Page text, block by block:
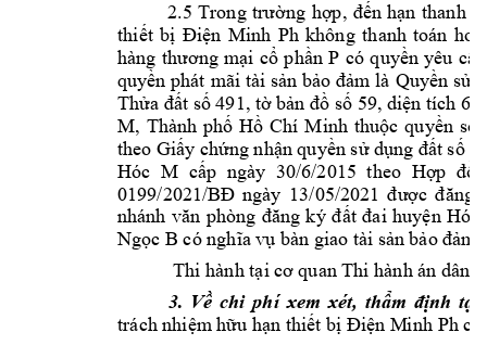
2.5 Trong trường hợp, đến hạn thanh
thiết bị Điện Minh Ph không thanh toán
hàng thương mại cổ phần P có quyền yêu
quyền phát mãi tài sản bảo đảm là Quyền sử
Thửa đất số 491, tờ bản đồ số 59, diện tích
M, Thành phố Hồ Chí Minh thuộc quyền sở
theo Giấy chứng nhận quyền sử dụng đất số
Hóc M cấp ngày 30/6/2015 theo Hợp
0199/2021/BĐ ngày 13/05/2021 được đăng
nhánh văn phòng đăng ký đất đai huyện Hóc
Ngọc B có nghĩa vụ bàn giao tài sản bảo đảm
Thi hành tại cơ quan Thi hành án dân
3. Về chi phí xem xét, thẩm định tại
trách nhiệm hữu hạn thiết bị Điện Minh Ph